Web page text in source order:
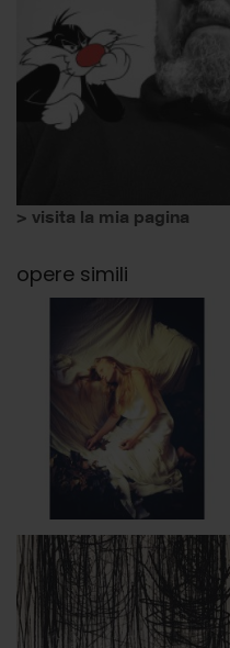
> visita la mia pagina
opere simili